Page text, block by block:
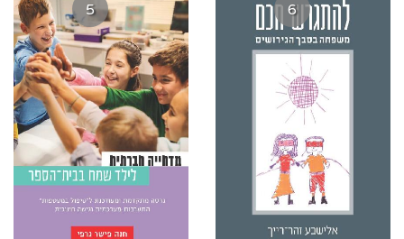
5 6